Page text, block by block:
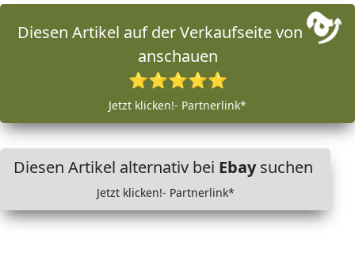
Diesen Artikel auf der Verkaufseite von
anschauen
⭐⭐⭐⭐⭐
Jetzt klicken!- Partnerlink*
Diesen Artikel alternativ bei Ebaysuchen
Jetzt klicken!- Partnerlink*